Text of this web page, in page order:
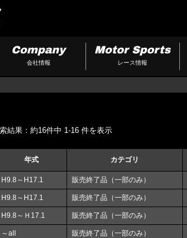
Company
会社情報
Motor Sports
レース情報
果：約16件中 1-16 件を表示
年式 カテゴリ
H9.8～H17.1 販売終了品（一部のみ）
H9.8～H17.1 販売終了品（一部のみ）
H9.8～Ｈ17.1 販売終了品（一部のみ）
～all 販売終了品（一部のみ）